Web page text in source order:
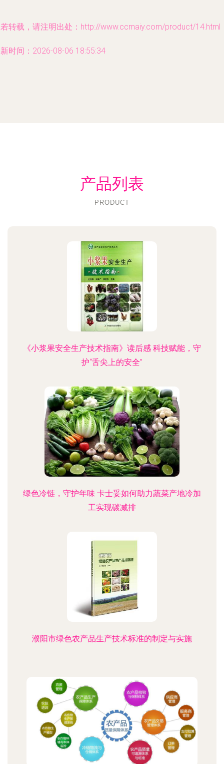
转载，请注明出处：http://www.ccmaiy.com/product/14.html
时间：2026-08-06 18:55:34
产品列表
PRODUCT
《小浆果安全生产技术指南》读后感 科技赋能，守
护“舌尖上的安全”
绿色冷链，守护年味 卡士妥如何助力蔬菜产地冷加
工实现碳减排
濮阳市绿色农产品生产技术标准的制定与实施